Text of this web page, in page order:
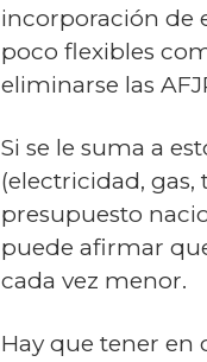
incorporación de
poco flexibles
eliminarse las
Si se le suma a
(electricidad,
presupuesto
puede afirmar
cada vez menor.
Hay que tener en